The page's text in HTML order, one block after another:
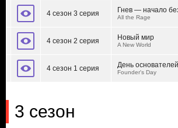
4 сезон 3 серия Гнев — начало
All the Rage
4 сезон 2 серия Новый мир
A New World
4 сезон 1 серия День основателей
Founder's Day
3 сезон